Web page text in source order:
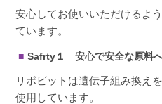
安心してお使いいただけるよ
ています。
Safrty１ 安心で安全な原料
リポビットは遺伝子組み換え
使用しています。